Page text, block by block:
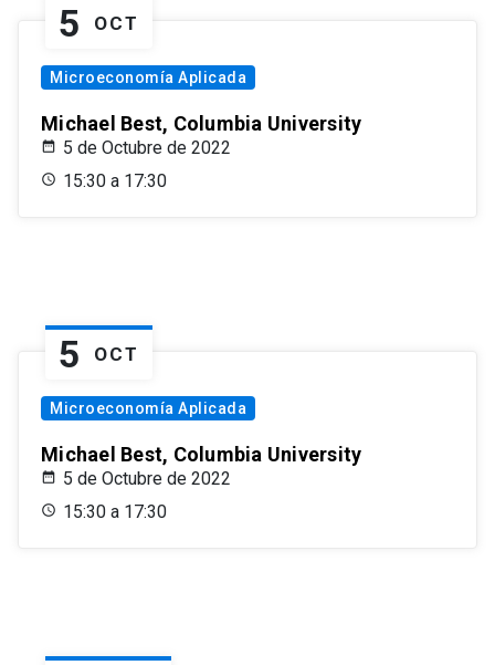
5 OCT
Microeconomía Aplicada
Michael Best, Columbia University
5 de Octubre de 2022
15:30 a 17:30
5 OCT
Microeconomía Aplicada
Michael Best, Columbia University
5 de Octubre de 2022
15:30 a 17:30